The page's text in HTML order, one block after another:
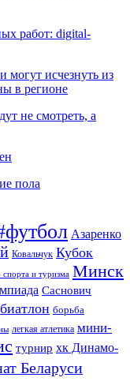
работ: digital-
могут исчезнуть из
в регионе
не смотреть, а
пола
Азаренко
Ковальчук Кубок
и туризма Минск
Саснович
биатлон борьба
легкая атлетика мини-
турнир хк Динамо-
Беларуси